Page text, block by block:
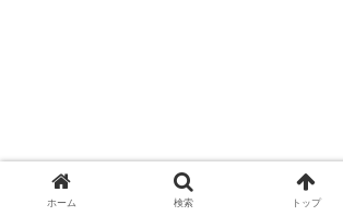
ホーム 検索 トップ